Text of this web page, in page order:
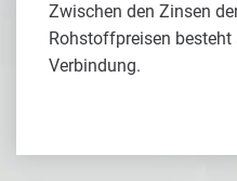
Zwischen den Zinsen
Rohstoffpreisen
Verbindung.